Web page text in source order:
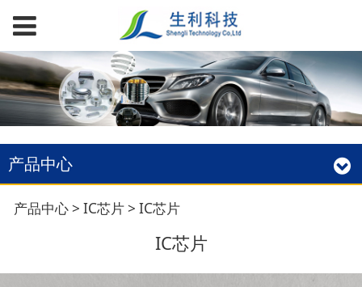
产品中心
IC芯片
产品中心>IC芯片>IC芯片
IC芯片